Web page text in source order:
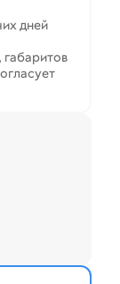
дней
габаритов